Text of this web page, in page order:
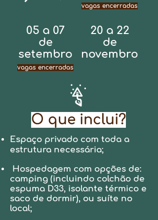
vagas encerradas
05 a 07
de
setembro
vagas encerradas
20 a 22
de
novembro
O que inclui?
Espaço privado com toda a
estrutura necessária;
Hospedagem com opções de:
camping (incluindo colchão de
espuma D33, isolante térmico e
saco de dormir), ou suíte no
local;